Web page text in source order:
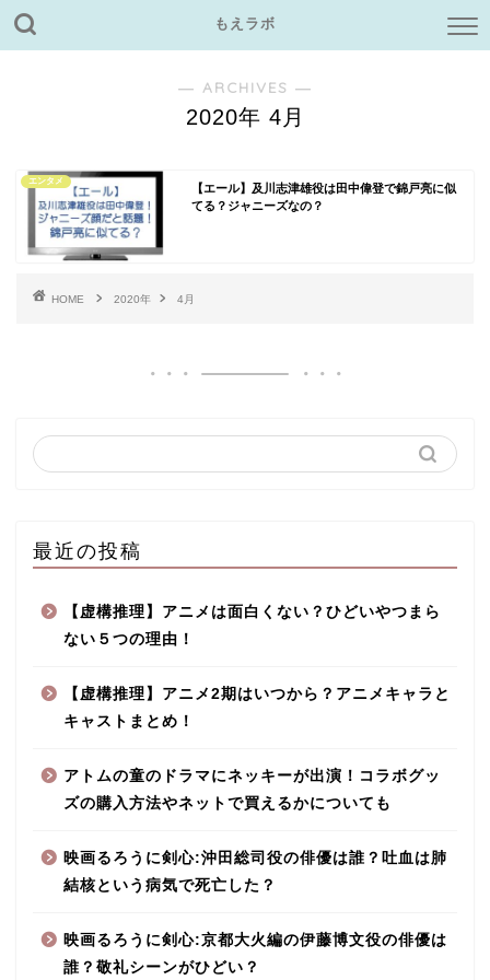
もえラボ
― ARCHIVES ―
2020年 4月
エンタメ
【エール】及川志津雄役は田中偉登で錦戸亮に似
てる？ジャニーズなの？
HOME 2020年 4月
最近の投稿
【虚構推理】アニメは面白くない？ひどいやつまら
ない５つの理由！
【虚構推理】アニメ2期はいつから？アニメキャラと
キャストまとめ！
アトムの童のドラマにネッキーが出演！コラボグッ
ズの購入方法やネットで買えるかについても
映画るろうに剣心:沖田総司役の俳優は誰？吐血は肺
結核という病気で死亡した？
映画るろうに剣心:京都大火編の伊藤博文役の俳優は
誰？敬礼シーンがひどい？